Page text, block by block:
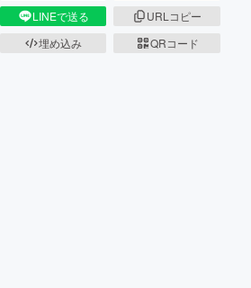
LINEで送る
URLコピー
埋め込み
QRコード